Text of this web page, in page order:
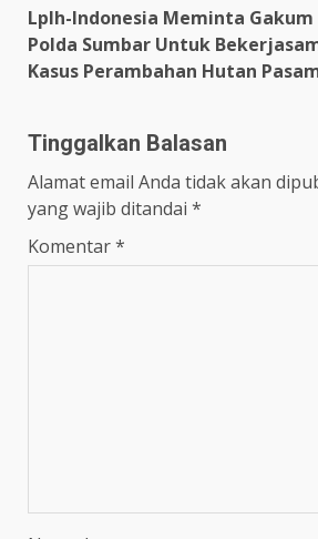
Lplh-Indonesia Meminta Gakum
Polda Sumbar Untuk
Kasus Perambahan Hutan
Tinggalkan Balasan
Alamat email Anda tidak akan
yang wajib ditandai *
Komentar*